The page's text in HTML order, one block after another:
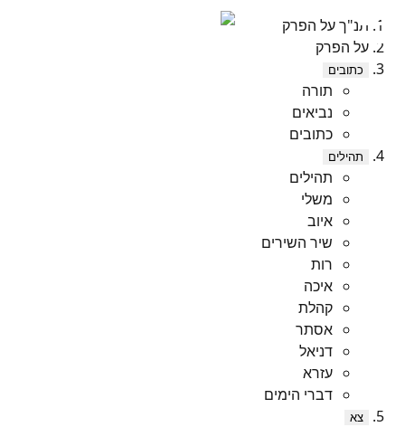
תנ"ך על הפרק
על הפרק
כתובים
תורה
נביאים
כתובים
תהילים
תהילים
משלי
איוב
שיר השירים
רות
איכה
קהלת
אסתר
דניאל
עזרא
דברי הימים
צא